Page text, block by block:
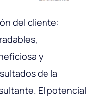
del cliente:
y
de la
El potencial